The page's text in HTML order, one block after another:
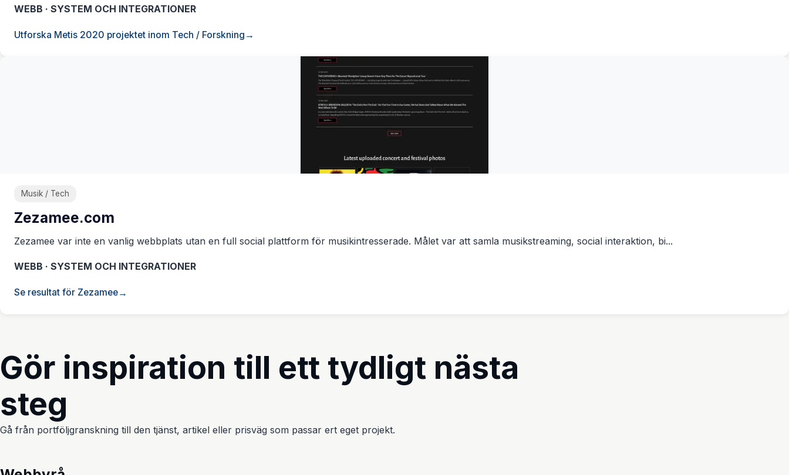
WEBB · SYSTEM OCH INTEGRATIONER
Utforska Metis 2020 projektet inom Tech / Forskning
Musik / Tech
Zezamee.com
Zezamee var inte en vanlig webbplats utan en full social plattform för musikintresserade. Målet var att samla musikstreaming, social interaktion, bi...
WEBB · SYSTEM OCH INTEGRATIONER
Se resultat för Zezamee
Gör inspiration till ett tydligt nästa
steg
Gå från portföljgranskning till den tjänst, artikel eller prisväg som passar ert eget projekt.